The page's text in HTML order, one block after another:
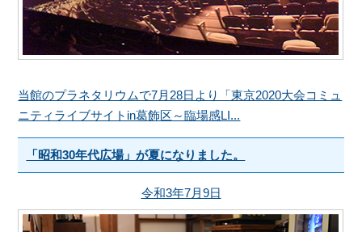
当館のプラネタリウムで7月28日より「東京2020大会コミュ
ニティライブサイトin葛飾区～臨場感LI...
「昭和30年代広場」が夏になりました。
令和3年7月9日